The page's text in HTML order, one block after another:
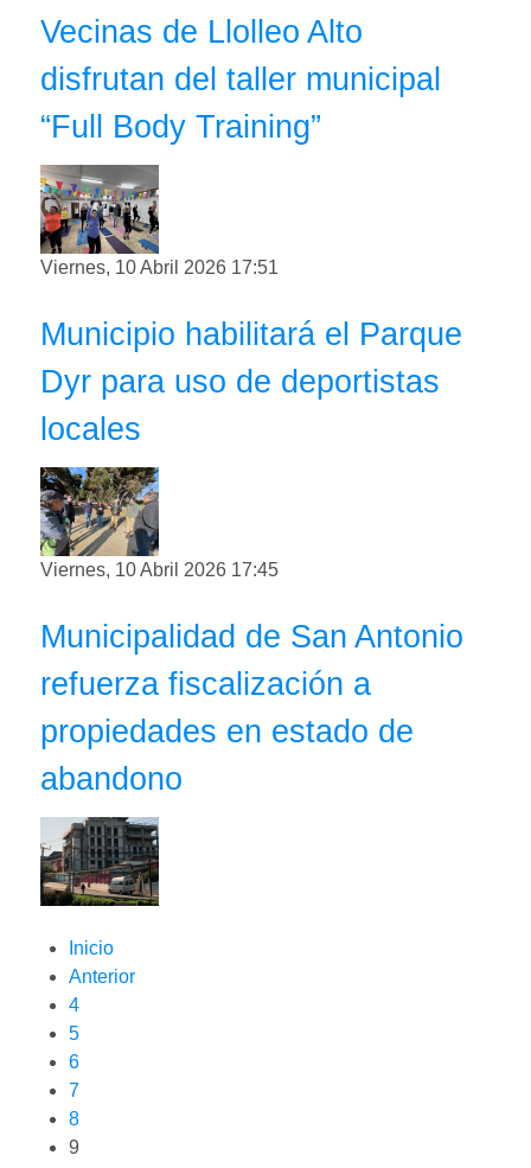
Vecinas de Llolleo Alto
disfrutan del taller municipal
“Full Body Training”
Viernes, 10 Abril 2026 17:51
Municipio habilitará el Parque
Dyr para uso de deportistas
locales
Viernes, 10 Abril 2026 17:45
Municipalidad de San Antonio
refuerza fiscalización a
propiedades en estado de
abandono
Inicio
Anterior
4
5
6
7
8
9